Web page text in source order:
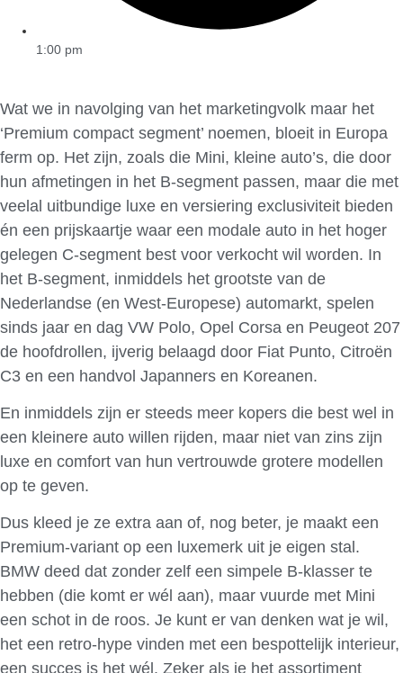
1:00 pm
Wat we in navolging van het marketingvolk maar het
‘Premium compact segment’ noemen, bloeit in Europa
ferm op. Het zijn, zoals die Mini, kleine auto’s, die door
hun afmetingen in het B-segment passen, maar die met
veelal uitbundige luxe en versiering exclusiviteit bieden
én een prijskaartje waar een modale auto in het hoger
gelegen C-segment best voor verkocht wil worden. In
het B-segment, inmiddels het grootste van de
Nederlandse (en West-Europese) automarkt, spelen
sinds jaar en dag VW Polo, Opel Corsa en Peugeot 207
de hoofdrollen, ijverig belaagd door Fiat Punto, Citroën
C3 en een handvol Japanners en Koreanen.
En inmiddels zijn er steeds meer kopers die best wel in
een kleinere auto willen rijden, maar niet van zins zijn
luxe en comfort van hun vertrouwde grotere modellen
op te geven.
Dus kleed je ze extra aan of, nog beter, je maakt een
Premium-variant op een luxemerk uit je eigen stal.
BMW deed dat zonder zelf een simpele B-klasser te
hebben (die komt er wél aan), maar vuurde met Mini
een schot in de roos. Je kunt er van denken wat je wil,
het een retro-hype vinden met een bespottelijk interieur,
een succes is het wél. Zeker als je het assortiment